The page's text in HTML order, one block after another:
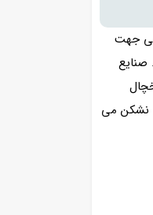
جهت
صنایع
نشکن می